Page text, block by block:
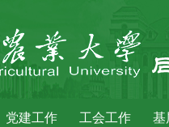
党建工作 工会工作 基